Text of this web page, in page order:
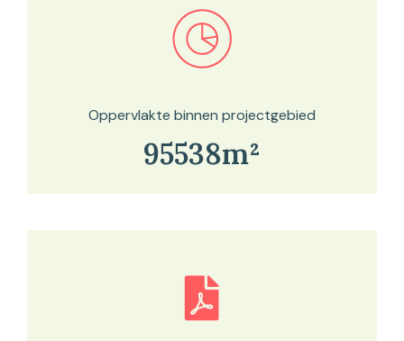
Bekijk in onze kaartviewer
Oppervlakte binnen projectgebied
95538m²